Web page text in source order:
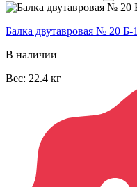
Балка двутавровая № 20 Б-1
В наличии
Вес: 22.4 кг